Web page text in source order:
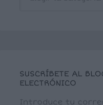
SUSCRÍBETE AL
ELECTRÓNICO
Introduce tu